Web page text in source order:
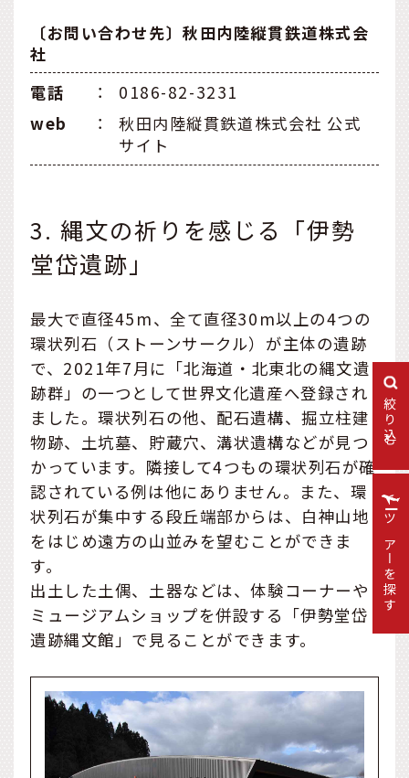
絞り込む
〔お問い合わせ先〕秋田内陸縦貫鉄道株式会
社
電話
：
0186-82-3231
web
：
秋田内陸縦貫鉄道株式会社 公式
サイト
3. 縄文の祈りを感じる「伊勢
堂岱遺跡」
最大で直径45m、全て直径30m以上の4つの
環状列石（ストーンサークル）が主体の遺跡
で、2021年7月に「北海道・北東北の縄文遺
跡群」の一つとして世界文化遺産へ登録され
ました。環状列石の他、配石遺構、掘立柱建
物跡、土坑墓、貯蔵穴、溝状遺構などが見つ
かっています。隣接して4つもの環状列石が確
認されている例は他にありません。また、環
状列石が集中する段丘端部からは、白神山地
をはじめ遠方の山並みを望むことができま
す。
出土した土偶、土器などは、体験コーナーや
ミュージアムショップを併設する「伊勢堂岱
遺跡縄文館」で見ることができます。
ツアーを探す